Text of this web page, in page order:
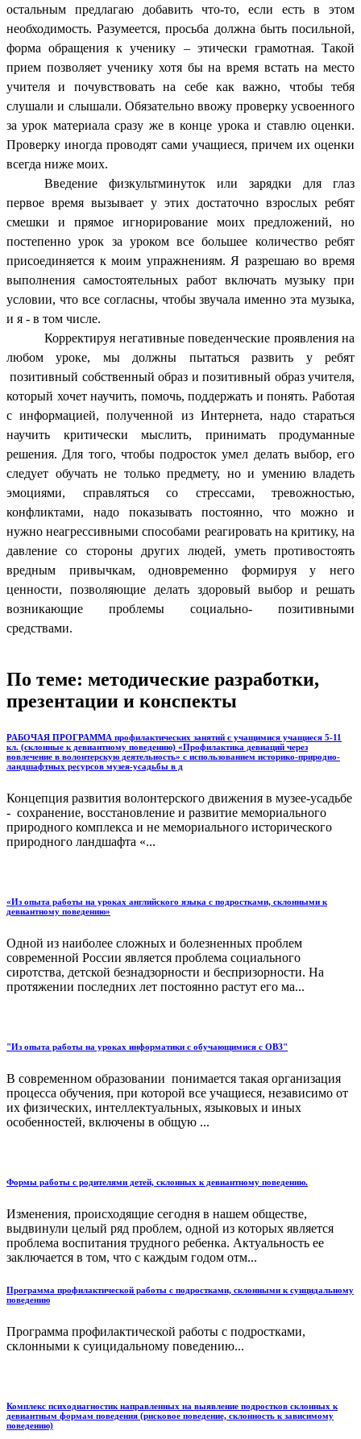
остальным предлагаю добавить что-то, если есть в этом
необходимость. Разумеется, просьба должна быть посильной,
форма обращения к ученику – этически грамотная. Такой
прием позволяет ученику хотя бы на время встать на место
учителя и почувствовать на себе как важно, чтобы тебя
слушали и слышали. Обязательно ввожу проверку усвоенного
за урок материала сразу же в конце урока и ставлю оценки.
Проверку иногда проводят сами учащиеся, причем их оценки
всегда ниже моих.
Введение физкультминуток или зарядки для глаз
первое время вызывает у этих достаточно взрослых ребят
смешки и прямое игнорирование моих предложений, но
постепенно урок за уроком все большее количество ребят
присоединяется к моим упражнениям. Я разрешаю во время
выполнения самостоятельных работ включать музыку при
условии, что все согласны, чтобы звучала именно эта музыка,
и я - в том числе.
Корректируя негативные поведенческие проявления на
любом уроке, мы должны пытаться развить у ребят
позитивный собственный образ и позитивный образ учителя,
который хочет научить, помочь, поддержать и понять. Работая
с информацией, полученной из Интернета, надо стараться
научить критически мыслить, принимать продуманные
решения. Для того, чтобы подросток умел делать выбор, его
следует обучать не только предмету, но и умению владеть
эмоциями, справляться со стрессами, тревожностью,
конфликтами, надо показывать постоянно, что можно и
нужно неагрессивными способами реагировать на критику, на
давление со стороны других людей, уметь противостоять
вредным привычкам, одновременно формируя у него
ценности, позволяющие делать здоровый выбор и решать
возникающие проблемы социально- позитивными
средствами.
По теме: методические разработки,
презентации и конспекты
РАБОЧАЯ ПРОГРАММА профилактических занятий с учащимися учащиеся 5-11
кл. (склонные к девиантному поведению) «Профилактика девиаций через
вовлечение в волонтерскую деятельность» с использованием историко-природно-
ландшафтных ресурсов музея-усадьбы в д
Концепция развития волонтерского движения в музее-усадьбе
- сохранение, восстановление и развитие мемориального
природного комплекса и не мемориального исторического
природного ландшафта «...
«Из опыта работы на уроках английского языка с подростками, склонными к
девиантному поведению»
Одной из наиболее сложных и болезненных проблем
современной России является проблема социального
сиротства, детской безнадзорности и беспризорности. На
протяжении последних лет постоянно растут его ма...
"Из опыта работы на уроках информатики с обучающимися с ОВЗ"
В современном образовании понимается такая организация
процесса обучения, при которой все учащиеся, независимо от
их физических, интеллектуальных, языковых и иных
особенностей, включены в общую ...
Формы работы с родителями детей, склонных к девиантному поведению.
Изменения, происходящие сегодня в нашем обществе,
выдвинули целый ряд проблем, одной из которых является
проблема воспитания трудного ребенка. Актуальность ее
заключается в том, что с каждым годом отм...
Программа профилактической работы с подростками, склонными к суицидальному
поведению
Программа профилактической работы с подростками,
склонными к суицидальному поведению...
Комплекс психодиагностик направленных на выявление подростков склонных к
девиантным формам поведения (рисковое поведение, склонность к зависимому
поведению)